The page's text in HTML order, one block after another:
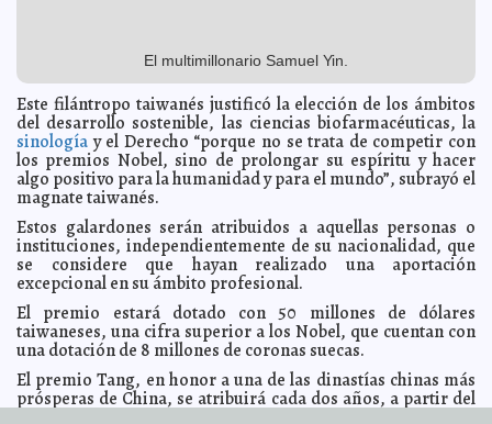
2013-01-30 08:55:24
2013-01-30 08:53:43 Plantean hacer valer derechos de discapacitados en
Cozumel A7
2013-01-30 08:51:57 Aumentarán cobertura de escuelas de tiempo
completo A7
2013-01-30 08:47:32 Pendiente remozamiento de 'La Plancha'
2013-01-30 08:44:32 Se resolverá el problema de las rejillas del paso
deprimido A7
2013-01-30 08:42:31 Jorge Carlos Berlín Montero, delegado de la Semarnat
Mari Tere Menéndez Monforte
2013-01-30 08:40:18 Empresa 'fantasma' dice tramitar visas de trabajo A7
2013-01-30 08:38:34 Reconoce el Ejecutivo aportación de la comunidad
libanesa
2013-01-30 08:34:11 Lanzó Irán su mono al espacio Mari Tere Menéndez Monforte
El multimillonario Samuel Yin.
Este filántropo taiwanés justificó la elección de los ámbitos
del desarrollo sostenible, las ciencias biofarmacéuticas, la
sinologíay el Derecho “porque no se trata de competir con
los premios Nobel, sino de prolongar su espíritu y hacer
algo positivo para la humanidad y para el mundo”, subrayó el
magnate taiwanés.
Estos galardones serán atribuidos a aquellas personas o
instituciones, independientemente de su nacionalidad, que
se considere que hayan realizado una aportación
excepcional en su ámbito profesional.
El premio estará dotado con 50 millones de dólares
taiwaneses, una cifra superior a los Nobel, que cuentan con
una dotación de 8 millones de coronas suecas.
El premio Tang, en honor a una de las dinastías chinas más
prósperas de China, se atribuirá cada dos años, a partir del